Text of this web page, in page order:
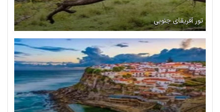
تور آفریقای جنوبی